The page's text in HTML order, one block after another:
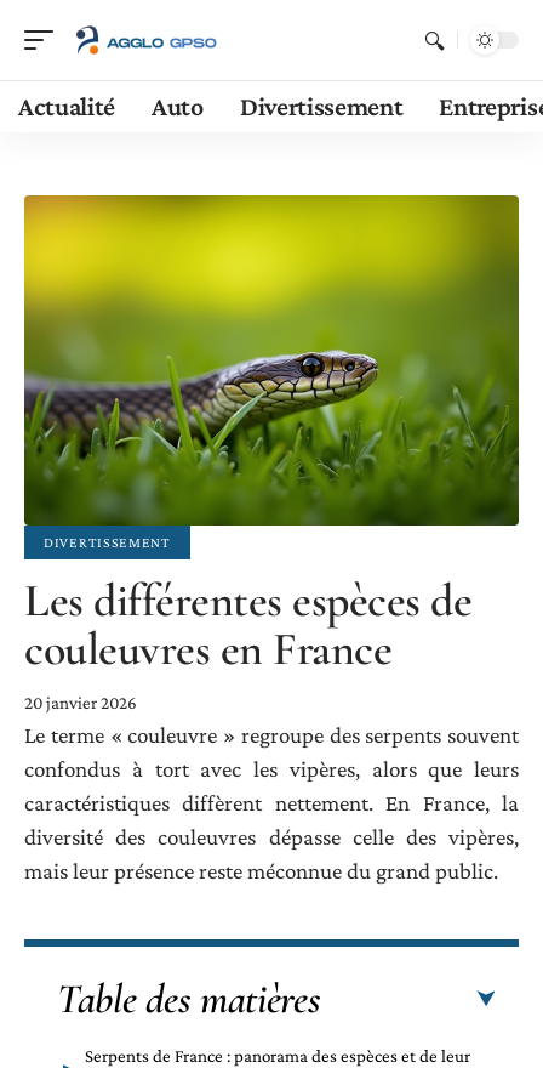
Actualité Auto Divertissement
DIVERTISSEMENT
Les différentes espèces de
couleuvres en France
20 janvier 2026
Le terme « couleuvre » regroupe des serpents souvent
confondus à tort avec les vipères, alors que leurs
caractéristiques diffèrent nettement. En France, la
diversité des couleuvres dépasse celle des vipères,
mais leur présence reste méconnue du grand public.
Table des matières
Serpents de France : panorama des espèces et de leur